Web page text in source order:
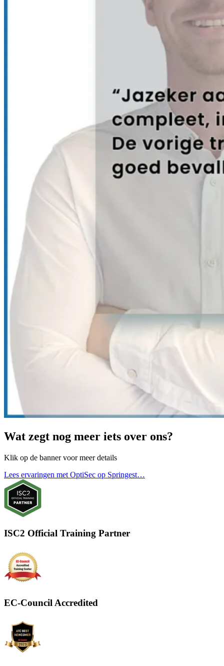
Wat zegt nog meer iets over ons?
Klik op de banner voor meer details
Lees ervaringen met OptiSec op Springest…
ISC2 Official Training Partner
EC-Council Accredited